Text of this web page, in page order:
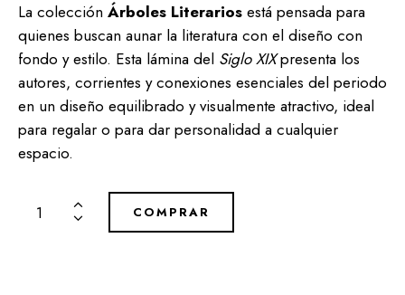
La colección Árboles Literarios está pensada para
quienes buscan aunar la literatura con el diseño con
fondo y estilo. Esta lámina del Siglo XIXpresenta los
autores, corrientes y conexiones esenciales del periodo
en un diseño equilibrado y visualmente atractivo, ideal
para regalar o para dar personalidad a cualquier
espacio.
COMPRAR